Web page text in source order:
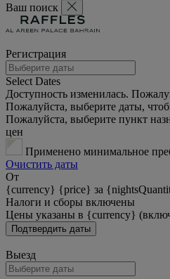
Ваш поиск
Регистрация
Select Dates
Доступность изменилась.
Пожалуйста, выберите даты,
Пожалуйста, выберите пункт
цен
Применено минимальное
Очистить даты
От
{currency} {price} за
Налоги и сборы включены
Цены указаны в {currency}
Подтвердить даты
Выезд